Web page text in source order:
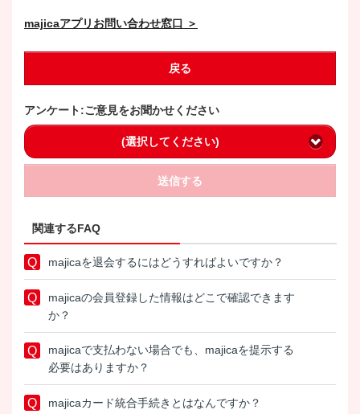
majicaアプリお問い合わせ窓口 ＞
戻る
アンケート:ご意見をお聞かせください
(選択してください)
送信する
関連するFAQ
majicaを退会するにはどうすればよいですか？
majicaの会員登録した情報はどこで確認できます
か？
majicaで支払わない場合でも、majicaを提示する
必要はありますか？
majicaカード統合手続きとはなんですか？